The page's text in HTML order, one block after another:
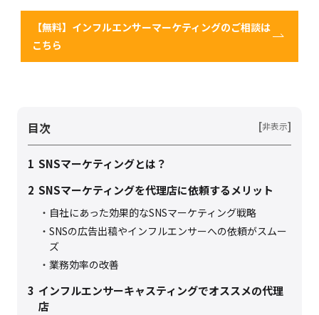
【無料】インフルエンサーマーケティングのご相談は
こちら
目次 [非表示]
1 SNSマーケティングとは？
2 SNSマーケティングを代理店に依頼するメリット
自社にあった効果的なSNSマーケティング戦略
SNSの広告出稿やインフルエンサーへの依頼がスムー
ズ
業務効率の改善
3 インフルエンサーキャスティングでオススメの代理
店